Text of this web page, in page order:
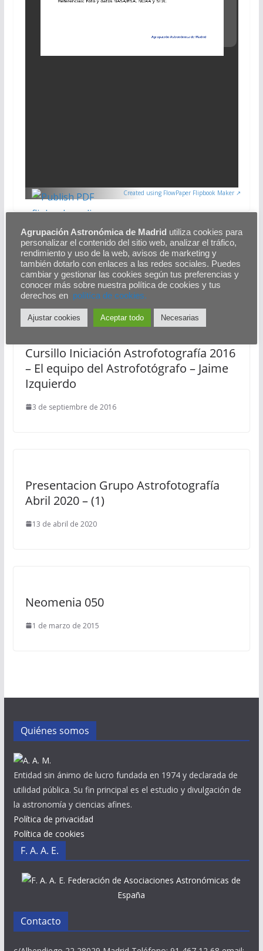
Created using FlowPaper Flipbook Maker ↗
Observación del cielo en 3D en primavera
Auroras Boreales en Finlandia
También te puede gustar
Cursillo Iniciación Astrofotografía 2016
– El equipo del Astrofotógrafo – Jaime
Izquierdo
3 de septiembre de 2016
Presentacion Grupo Astrofotografía
Abril 2020 – (1)
13 de abril de 2020
Neomenia 050
1 de marzo de 2015
Quiénes somos
Entidad sin ánimo de lucro fundada en 1974 y declarada de
utilidad pública. Su fin principal es el estudio y divulgación de
la astronomía y ciencias afines.
Política de privacidad
Política de cookies
F. A. A. E.
Federación de Asociaciones Astronómicas de
España
Contacto
Agrupación Astronómica de Madrid utiliza cookies para
personalizar el contenido del sitio web, analizar el tráfico,
rendimiento y uso de la web, avisos de marketing y
también dotarlo con enlaces a las redes sociales. Puedes
cambiar y gestionar las cookies según tus preferencias y
conocer más sobre nuestra política de cookies y tus
derechos en polítíca de cookies.
Ajustar cookies Aceptar todo Necesarias